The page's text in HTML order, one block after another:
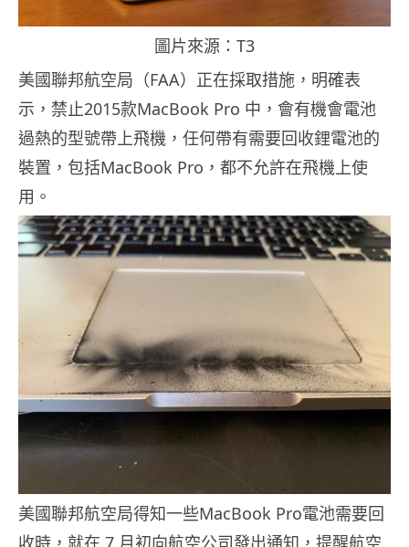
圖片來源：T3
美國聯邦航空局（FAA）正在採取措施，明確表
示，禁止2015款MacBook Pro 中，會有機會電池
過熱的型號帶上飛機，任何帶有需要回收鋰電池的
裝置，包括MacBook Pro，都不允許在飛機上使
用。
美國聯邦航空局得知一些MacBook Pro電池需要回